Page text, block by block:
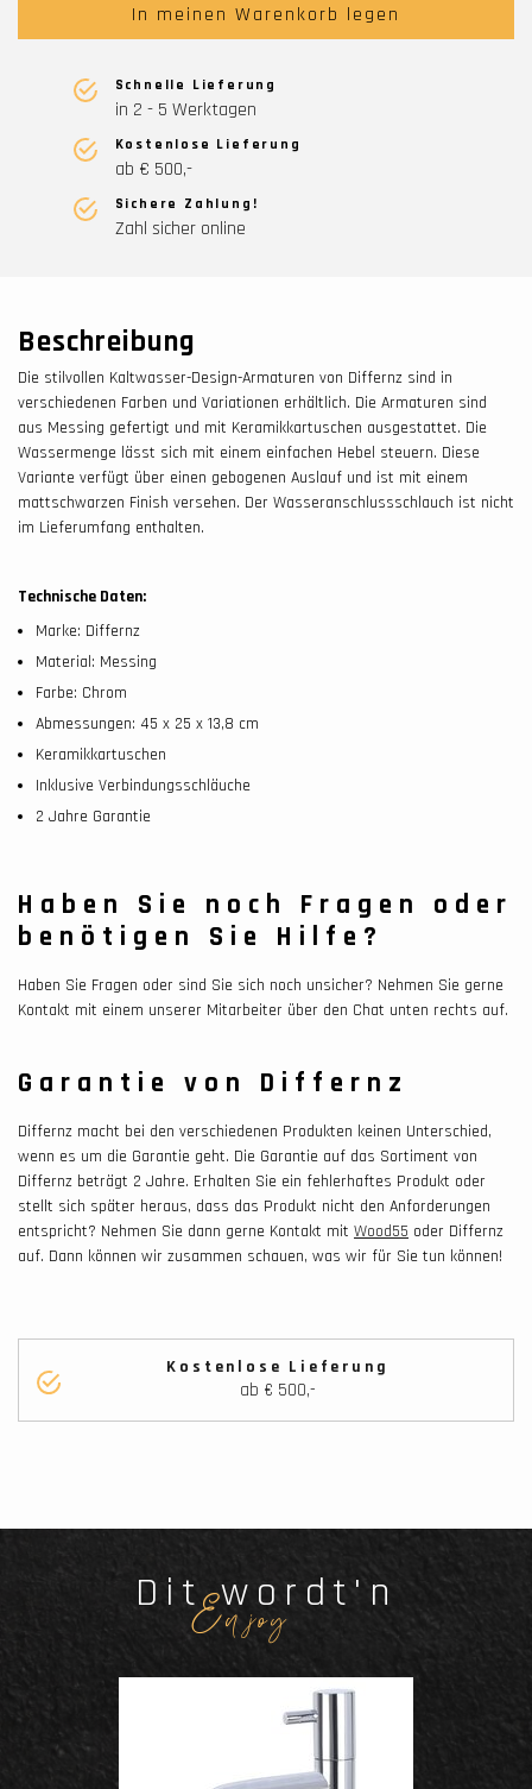
In meinen Warenkorb legen
Schnelle Lieferung
in 2 - 5 Werktagen
Kostenlose Lieferung
ab € 500,-
Sichere Zahlung!
Zahl sicher online
Beschreibung
Die stilvollen Kaltwasser-Design-Armaturen von Differnz sind in
verschiedenen Farben und Variationen erhältlich. Die Armaturen sind
aus Messing gefertigt und mit Keramikkartuschen ausgestattet. Die
Wassermenge lässt sich mit einem einfachen Hebel steuern. Diese
Variante verfügt über einen gebogenen Auslauf und ist mit einem
mattschwarzen Finish versehen. Der Wasseranschlussschlauch ist nicht
im Lieferumfang enthalten.
Technische Daten:
Marke: Differnz
Material: Messing
Farbe: Chrom
Abmessungen: 45 x 25 x 13,8 cm
Keramikkartuschen
Inklusive Verbindungsschläuche
2 Jahre Garantie
Haben Sie noch Fragen oder
benötigen Sie Hilfe?
Haben Sie Fragen oder sind Sie sich noch unsicher? Nehmen Sie gerne
Kontakt mit einem unserer Mitarbeiter über den Chat unten rechts auf.
Garantie von Differnz
Differnz macht bei den verschiedenen Produkten keinen Unterschied,
wenn es um die Garantie geht. Die Garantie auf das Sortiment von
Differnz beträgt 2 Jahre. Erhalten Sie ein fehlerhaftes Produkt oder
stellt sich später heraus, dass das Produkt nicht den Anforderungen
entspricht? Nehmen Sie dann gerne Kontakt mit Wood55 oder Differnz
auf. Dann können wir zusammen schauen, was wir für Sie tun können!
Kostenlose Lieferung
ab € 500,-
Dit wordt'n
Enjoy